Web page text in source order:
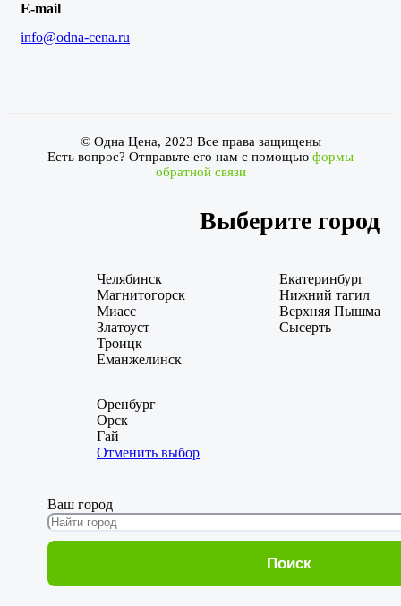
E-mail
info@odna-cena.ru
© Одна Цена, 2023 Все права защищены
Есть вопрос? Отправьте его нам с помощью формы
обратной связи
Выберите город
Челябинск
Магнитогорск
Миасс
Златоуст
Троицк
Еманжелинск
Екатеринбург
Нижний тагил
Верхняя Пышма
Сысерть
Оренбург
Орск
Гай
Отменить выбор
Ваш город
Поиск